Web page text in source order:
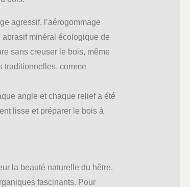
agressif, l’aérogommage
abrasif minéral écologique de
sans creuser le bois, même
traditionnelles, comme
angle et chaque relief a été
lisse et préparer le bois à
la beauté naturelle du hêtre.
fascinants. Pour